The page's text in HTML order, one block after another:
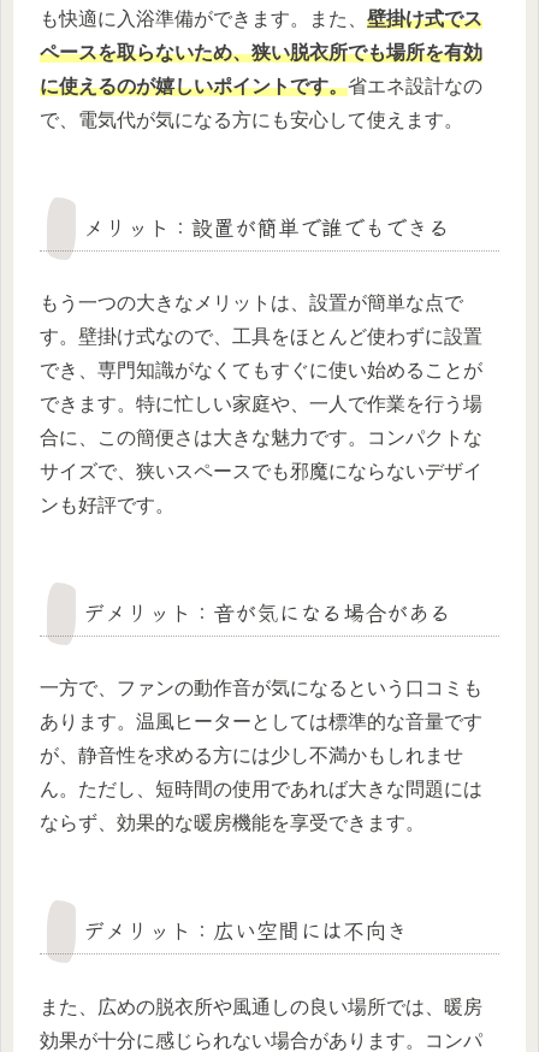
も快適に入浴準備ができます。また、 壁掛け式でス
ペースを取らないため、狭い脱衣所でも場所を有効
に使えるのが嬉しいポイントです。省エネ設計なの
で、電気代が気になる方にも安心して使えます。
メリット：設置が簡単で誰でもできる
もう一つの大きなメリットは、設置が簡単な点で
す。壁掛け式なので、工具をほとんど使わずに設置
でき、専門知識がなくてもすぐに使い始めることが
できます。特に忙しい家庭や、一人で作業を行う場
合に、この簡便さは大きな魅力です。コンパクトな
サイズで、狭いスペースでも邪魔にならないデザイ
ンも好評です。
デメリット：音が気になる場合がある
一方で、ファンの動作音が気になるという口コミも
あります。温風ヒーターとしては標準的な音量です
が、静音性を求める方には少し不満かもしれませ
ん。ただし、短時間の使用であれば大きな問題には
ならず、効果的な暖房機能を享受できます。
デメリット：広い空間には不向き
また、広めの脱衣所や風通しの良い場所では、暖房
効果が十分に感じられない場合があります。コンパ